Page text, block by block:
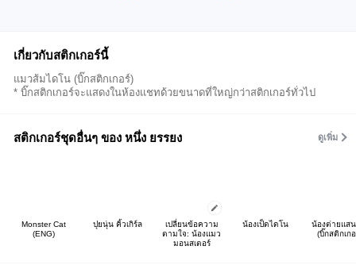
เกี่ยวกับสติกเกอร์นี้
แมวส้มไดโน (บิ๊กสติกเกอร์)
* บิ๊กสติกเกอร์จะแสดงในห้องแชทด้วยขนาดที่ใหญ่กว่าสติกเกอร์ทั่วไป
สติกเกอร์ชุดอื่นๆ ของ หนึ่ง ยรรยง ดูเพิ่ม
Monster Cat
(ENG)
ปุยนุ่น คิ้วเกิร์ล
เปลี่ยนข้อความ
ตามใจ: น้องแมว
มอนสเตอร์
น้องเป็ดไดโน
น้องต่ายแส
(บิ๊กสติกเก